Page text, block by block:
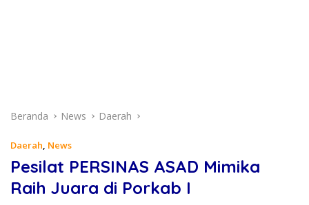
Beranda News Daerah
Daerah, News
Pesilat PERSINAS ASAD Mimika
Raih Juara di Porkab I